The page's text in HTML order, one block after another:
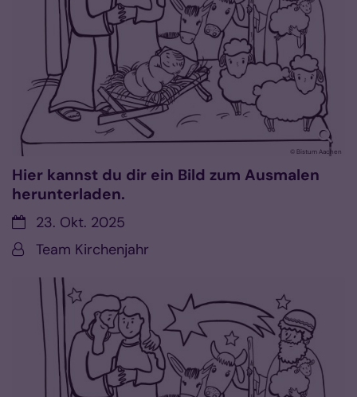
© Bistum Aachen
Hier kannst du dir ein Bild zum Ausmalen
herunterladen.
Datum:23. Okt. 2025
Von:Team Kirchenjahr